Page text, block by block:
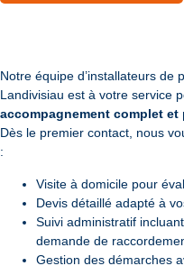
Notre équipe d’installateurs de
Landivisiau est à votre service
accompagnement complet et
Dès le premier contact, nous
:
Visite à domicile pour
Devis détaillé adapté à
Suivi administratif
demande de
Gestion des démarches